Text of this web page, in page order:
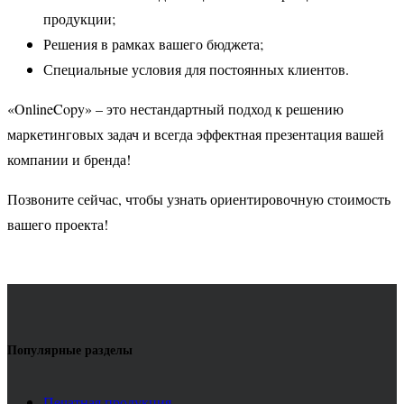
продукции;
Решения в рамках вашего бюджета;
Специальные условия для постоянных клиентов.
«OnlineCopy» – это нестандартный подход к решению
маркетинговых задач и всегда эффектная презентация вашей
компании и бренда!
Позвоните сейчас, чтобы узнать ориентировочную стоимость
вашего проекта!
Популярные разделы